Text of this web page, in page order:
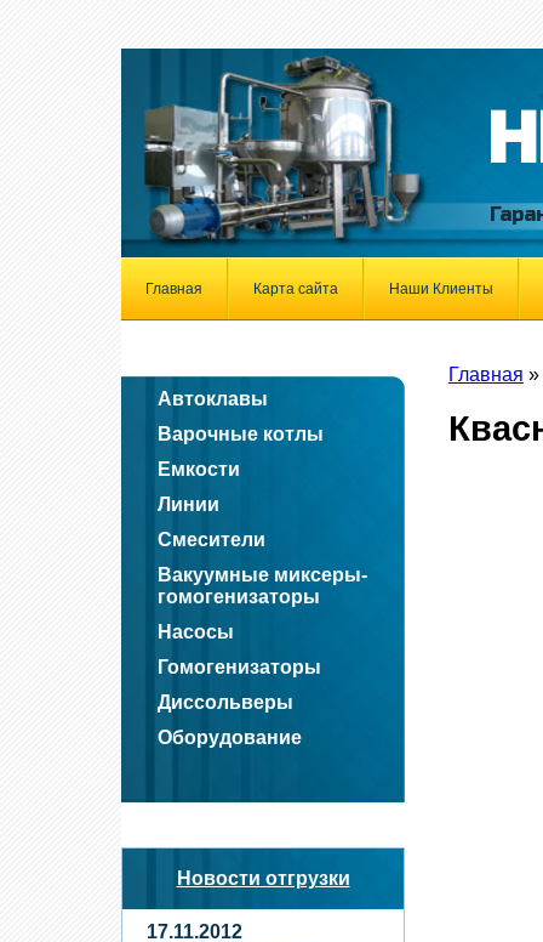
Главная Карта сайта Наши Клиенты
Автоклавы
Варочные котлы
Емкости
Линии
Смесители
Вакуумные миксеры-
гомогенизаторы
Насосы
Гомогенизаторы
Диссольверы
Оборудование
Новости отгрузки
17.11.2012
Главная »